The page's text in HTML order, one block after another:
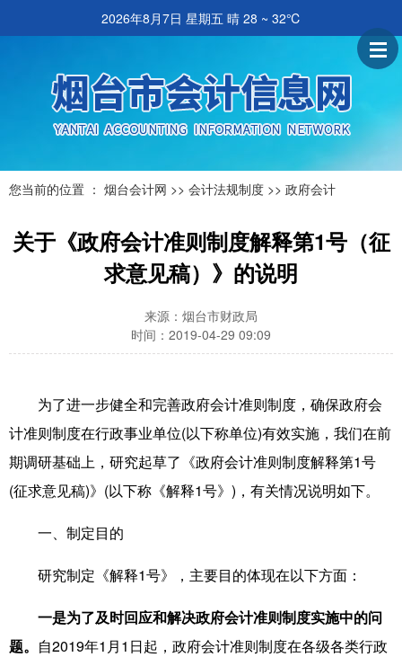
2026年8月7日 星期五 晴 28 ~ 32℃
您当前的位置 ： 烟台会计网 >> 会计法规制度 >> 政府会计
关于《政府会计准则制度解释第1号（征
求意见稿）》的说明
来源：烟台市财政局
时间：2019-04-29 09:09
为了进一步健全和完善政府会计准则制度，确保政府会
计准则制度在行政事业单位(以下称单位)有效实施，我们在前
期调研基础上，研究起草了《政府会计准则制度解释第1号
(征求意见稿)》(以下称《解释1号》)，有关情况说明如下。
一、制定目的
研究制定《解释1号》，主要目的体现在以下方面：
一是为了及时回应和解决政府会计准则制度实施中的问
题。 自2019年1月1日起，政府会计准则制度在各级各类行政